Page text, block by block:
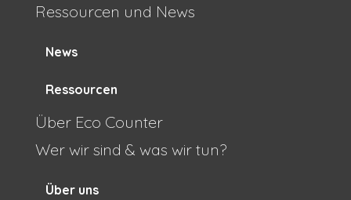
Ressourcen und News
News
Ressourcen
Über Eco Counter
Wer wir sind & was wir tun?
Über uns